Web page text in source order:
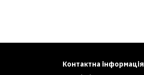
Контактна інформація